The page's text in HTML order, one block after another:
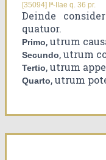
[35094] Iª-IIae q. 36 pr.
Deinde
quatuor.
Primo, utrum
Secundo, utrum
Tertio, utrum
Quarto, utrum